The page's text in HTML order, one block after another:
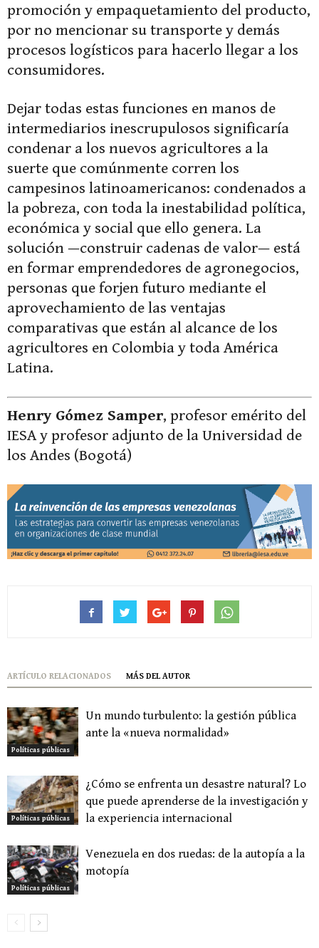
promoción y empaquetamiento del producto,
por no mencionar su transporte y demás
procesos logísticos para hacerlo llegar a los
consumidores.
Dejar todas estas funciones en manos de
intermediarios inescrupulosos significaría
condenar a los nuevos agricultores a la
suerte que comúnmente corren los
campesinos latinoamericanos: condenados a
la pobreza, con toda la inestabilidad política,
económica y social que ello genera. La
solución —construir cadenas de valor— está
en formar emprendedores de agronegocios,
personas que forjen futuro mediante el
aprovechamiento de las ventajas
comparativas que están al alcance de los
agricultores en Colombia y toda América
Latina.
Henry Gómez Samper, profesor emérito del
IESA y profesor adjunto de la Universidad de
los Andes (Bogotá)
ARTÍCULO RELACIONADOS MÁS DEL AUTOR
Políticas públicas
Un mundo turbulento: la gestión pública
ante la «nueva normalidad»
Políticas públicas
¿Cómo se enfrenta un desastre natural? Lo
que puede aprenderse de la investigación y
la experiencia internacional
Políticas públicas
Venezuela en dos ruedas: de la autopía a la
motopía